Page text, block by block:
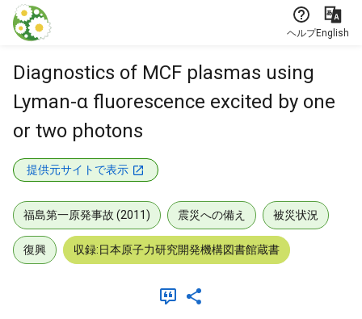
本文に飛ぶ
ヘルプEnglish
Diagnostics of MCF plasmas using
Lyman-α fluorescence excited by one
or two photons
提供元サイトで表示
福島第一原発事故 (2011) 震災への備え 被災状況
復興 収録:日本原子力研究開発機構図書館蔵書